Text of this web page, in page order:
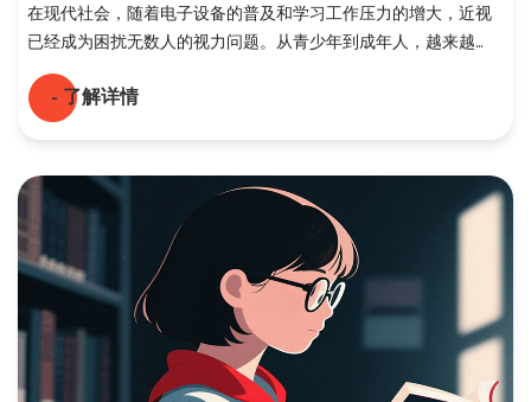
在现代社会，随着电子设备的普及和学习工作压力的增大，近视
已经成为困扰无数人的视力问题。从青少年到成年人，越来越...
- 了解详情